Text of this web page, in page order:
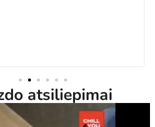
atsiliepimai